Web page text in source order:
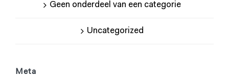
Geen onderdeel van een categorie
Uncategorized
Meta